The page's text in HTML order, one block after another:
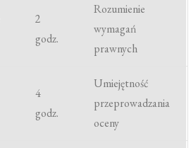
2
godz.
Rozumienie
wymagań
prawnych
4
godz.
Umiejętność
przeprowadzania
oceny